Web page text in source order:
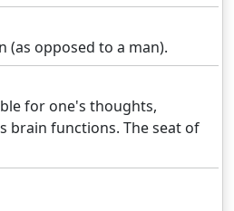
(as opposed to a man).
for one's thoughts,
brain functions. The seat of